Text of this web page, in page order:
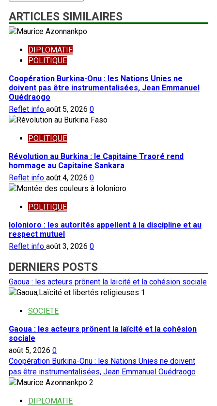
ARTICLES SIMILAIRES
DIPLOMATIE
POLITIQUE
Coopération Burkina-Onu : les Nations Unies ne
doivent pas être instrumentalisées, Jean Emmanuel
Ouédraogo
Reflet info août 5, 2026 0
POLITIQUE
Révolution au Burkina : le Capitaine Traoré rend
hommage au Capitaine Sankara
Reflet info août 4, 2026 0
POLITIQUE
Iolonioro : les autorités appellent à la discipline et au
respect mutuel
Reflet info août 3, 2026 0
DERNIERS POSTS
Gaoua : les acteurs prônent la laïcité et la cohésion sociale
1
SOCIETE
Gaoua : les acteurs prônent la laïcité et la cohésion
sociale
août 5, 2026 0
Coopération Burkina-Onu : les Nations Unies ne doivent
pas être instrumentalisées, Jean Emmanuel Ouédraogo
2
DIPLOMATIE